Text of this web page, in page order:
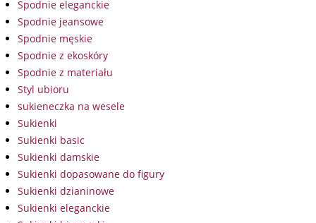
Spodnie eleganckie
Spodnie jeansowe
Spodnie męskie
Spodnie z ekoskóry
Spodnie z materiału
Styl ubioru
sukieneczka na wesele
Sukienki
Sukienki basic
Sukienki damskie
Sukienki dopasowane do figury
Sukienki dzianinowe
Sukienki eleganckie